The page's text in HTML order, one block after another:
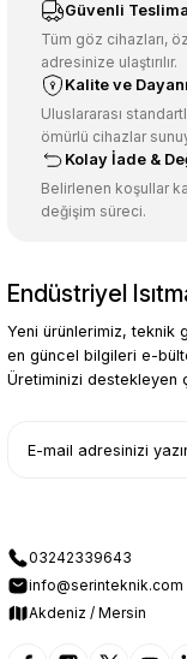
Güvenli
Tüm göz cihazları,
adresinize ulaştırılır.
Kalite ve
Uluslararası
ömürlü cihazlar
Kolay İade &
Belirlenen koşullar
değişim süreci.
Endüstriyel
Yeni ürünlerimiz, teknik
en güncel bilgileri e-
Üretiminizi destekleyen
03242339643
info@serinteknik.com
Akdeniz / Mersin